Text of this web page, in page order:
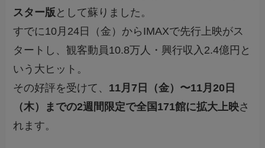
スター版 として蘇りました。
すでに10月24日（金）からIMAXで先行上映がス
タートし、観客動員10.8万人・興行収入2.4億円と
いう大ヒット。
その好評を受けて、 11月7日（金）〜11月20日
（木）までの2週間限定で全国171館に拡大上映さ
れます。